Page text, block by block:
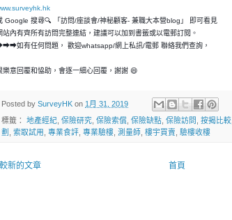
Google 搜尋🔍 「訪問/座談會/神秘顧客- 兼職大本營blog」 即可看見
站內有齊所有訪問完整連結，建議可以加到書籤或以電郵訂閱。
如有任何問題， 歡迎whatsapp/網上私訊/電郵 聯絡我們查詢，
樂意回覆和恊助，會逐一細心回覆，謝謝 😄
Posted by SurveyHK on 1月 31, 2019
標籤： 地產經紀 保險研究 保險索償 保險缺點 保險訪問 按揭比較
劃
索取試用 專業食評 專業驗樓 測量師 樓宇買賣 驗樓收樓
較新的文章 首頁